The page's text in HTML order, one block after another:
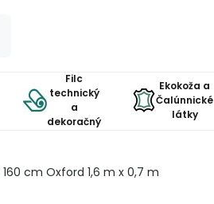
Filc
technický
a
dekoračný
Ekokoža a
Čalúnnické
látky
cm Oxford 1,6 m x 0,7 m